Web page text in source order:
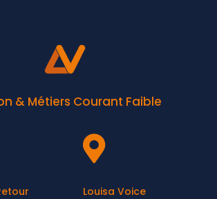
& Métiers Courant Faible

Louisa Voice